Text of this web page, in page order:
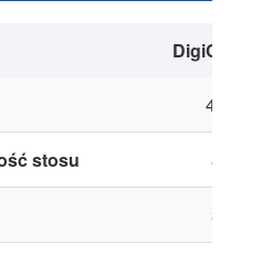
DigiCut
460
stosu 80
30